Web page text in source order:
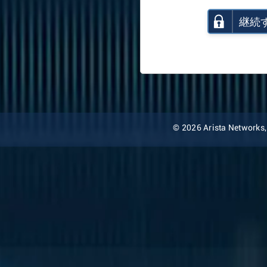
継続
© 2026 Arista